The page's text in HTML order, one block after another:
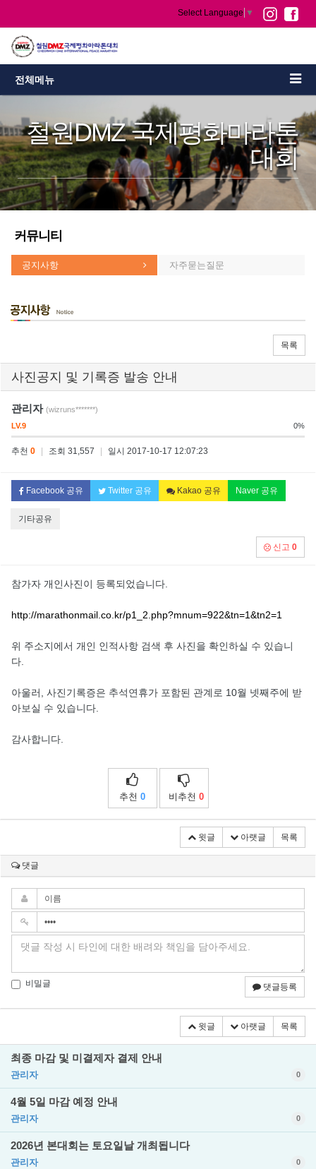
Select Language ▼
전체메뉴
철원DMZ 국제평화마라톤
대회
커뮤니티
공지사항 자주묻는질문
목록
사진공지 및 기록증 발송 안내
관리자 (wizruns*******)
LV.9
0%
추천 0 조회 31,557 일시 2017-10-17 12:07:23
Facebook 공유 Twitter 공유 Kakao 공유 Naver 공유
기타공유
신고 0
참가자 개인사진이 등록되었습니다.
http://marathonmail.co.kr/p1_2.php?mnum=922&tn=1&tn2=1
위 주소지에서 개인 인적사항 검색 후 사진을 확인하실 수 있습니
다.
아울러, 사진기록증은 추석연휴가 포함된 관계로 10월 넷째주에 받
아보실 수 있습니다.
감사합니다.
추천 0 비추천 0
윗글 아랫글 목록
댓글
비밀글 댓글등록
윗글 아랫글 목록
최종 마감 및 미결제자 결제 안내
관리자 0
4월 5일 마감 예정 안내
관리자 0
2026년 본대회는 토요일날 개최됩니다
관리자 0